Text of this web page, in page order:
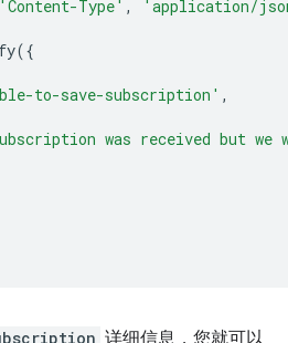
'Content-Type' ,
'application/
({
to-save-subscription' ,
was received but